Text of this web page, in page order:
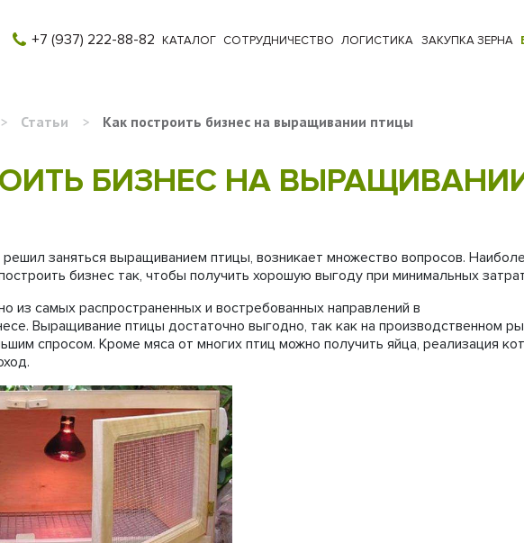
+7 (937) 222-88-82 КАТАЛОГ СОТРУДНИЧЕСТВО ЛОГИСТИКА ЗАКУПКА ЗЕРНА
> Статьи > Как построить бизнес на выращивании птицы
БИЗНЕС НА
заняться выращиванием птицы, возникает множество вопросов.
бизнес так, чтобы получить хорошую выгоду при минимальных
из самых распространенных и востребованных направлений в
Выращивание птицы достаточно выгодно, так как на производственном
спросом. Кроме мяса от многих птиц можно получить яйца, реализация